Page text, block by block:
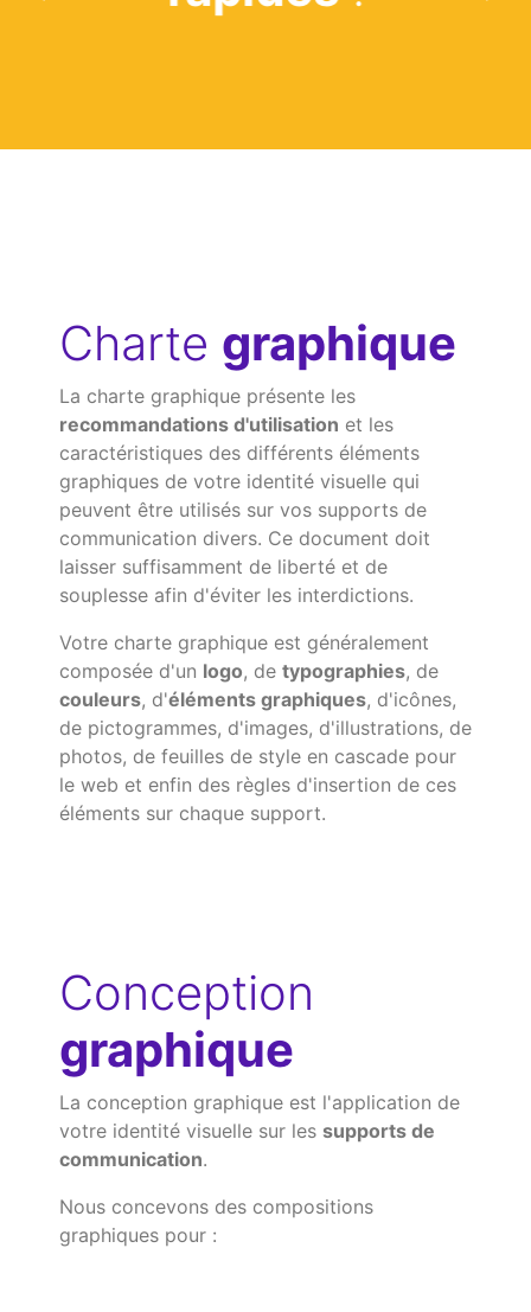
La charte graphique présente les
recommandations d'utilisation
et les
caractéristiques des différents éléments
graphiques de votre identité visuelle qui
peuvent être utilisés sur vos supports de
communication divers. Ce document doit
laisser suffisamment de liberté et de
souplesse afin d'éviter les interdictions.
Votre charte graphique est généralement
composée d'unlogo, detypographies, de
éléments graphiques
de pictogrammes, d'images, d'illustrations, de
photos, de feuilles de style en cascade pour
le web et enfin des règles d'insertion de ces
éléments sur chaque support.
graphique
La conception graphique est l'application de
votre identité visuelle sur les
Nous concevons des compositions
graphiques pour :